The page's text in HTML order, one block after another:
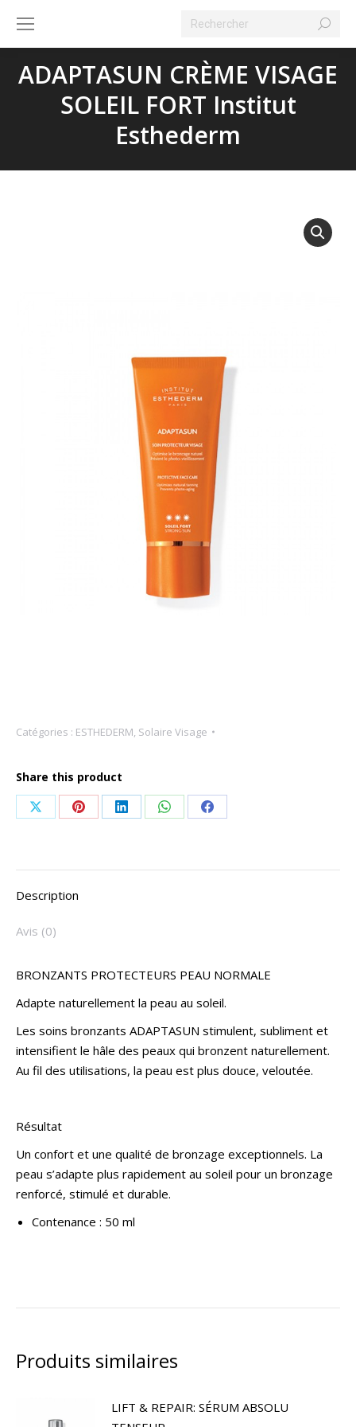
Search:
ADAPTASUN CRÈME VISAGE
SOLEIL FORT Institut
Esthederm
Catégories : ESTHEDERM, Solaire Visage
Share this product
Share
X
Share
Pinterest
Share
LinkedIn
Share
WhatsApp
Share
Facebook
Description
Avis (0)
BRONZANTS PROTECTEURS PEAU NORMALE
Adapte naturellement la peau au soleil.
Les soins bronzants ADAPTASUN stimulent, subliment et
intensifient le hâle des peaux qui bronzent naturellement.
Au fil des utilisations, la peau est plus douce, veloutée.
Résultat
Un confort et une qualité de bronzage exceptionnels. La
peau s’adapte plus rapidement au soleil pour un bronzage
renforcé, stimulé et durable.
Contenance : 50 ml
Produits similaires
LIFT & REPAIR: SÉRUM ABSOLU